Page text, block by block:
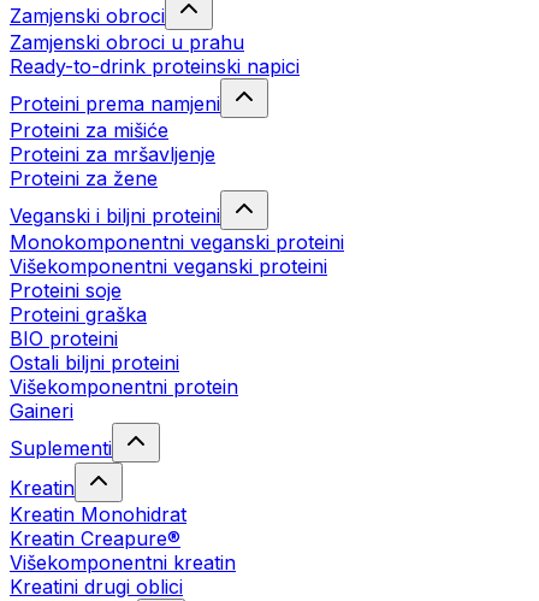
Zamjenski obroci
Zamjenski obroci u prahu
Ready-to-drink proteinski napici
Proteini prema namjeni
Proteini za mišiće
Proteini za mršavljenje
Proteini za žene
Veganski i biljni proteini
Monokomponentni veganski proteini
Višekomponentni veganski proteini
Proteini soje
Proteini graška
BIO proteini
Ostali biljni proteini
Višekomponentni protein
Gaineri
Suplementi
Kreatin
Kreatin Monohidrat
Kreatin Creapure®
Višekomponentni kreatin
Kreatini drugi oblici